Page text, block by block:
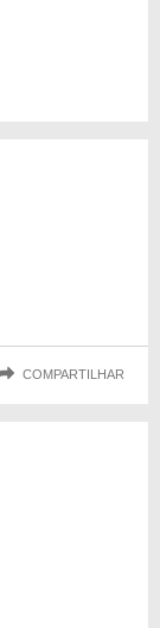
COMPARTILHAR